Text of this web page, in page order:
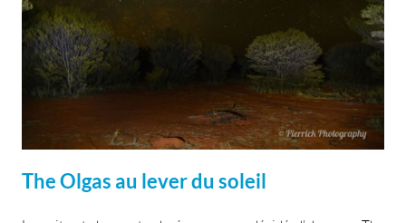
The Olgas au lever du soleil